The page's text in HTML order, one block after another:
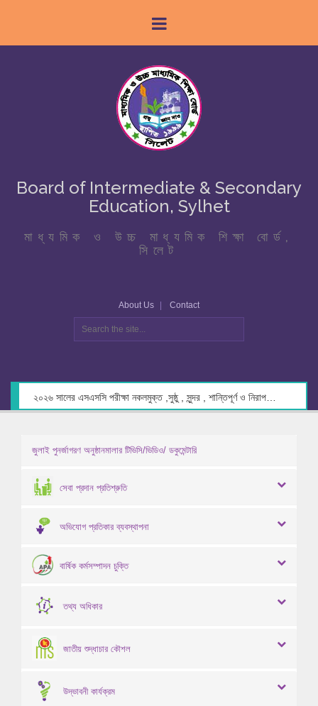
Board of Intermediate & Secondary
Education, Sylhet
মাধ্যমিক ও উচ্চ মাধ্যমিক শিক্ষা বোর্ড,
সিলেট
About Us Contact
জুলাই পুনর্জাগরণ অনুষ্ঠানমালার টিভিসি/ভিডিও/ ডকুমেন্টারি
সেবা প্রদান প্রতিশ্রুতি
অভিযোগ প্রতিকার ব্যবস্থাপনা
বার্ষিক কর্মসম্পাদন চুক্তি
তথ্য অধিকার
জাতীয় শুদ্ধাচার কৌশল
উদ্ভাবনী কার্যক্রম